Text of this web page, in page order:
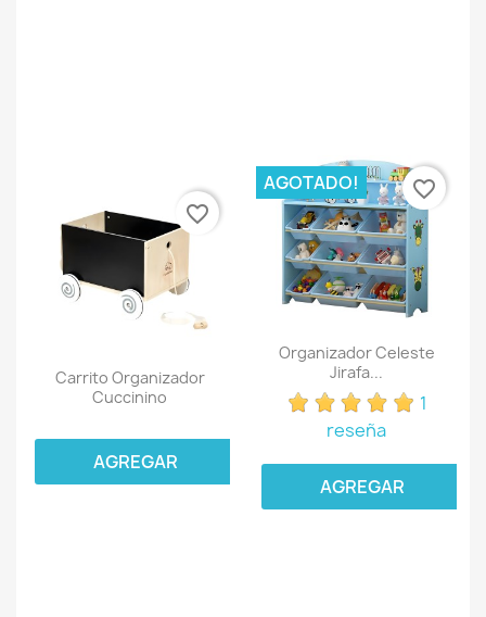
Carrito Organizador
Cuccinino
AGREGAR
favorite_border
Organizador Celeste
Jirafa...
1
reseña
AGOTADO!
AGREGAR
favorite_border